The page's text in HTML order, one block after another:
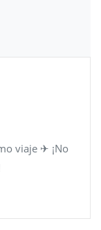
viaje ✈ ¡No